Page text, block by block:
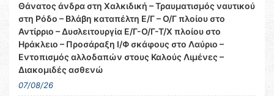
Θάνατος άνδρα στη Χαλκιδική – Τραυματισμός ναυτικού
στη Ρόδο – Βλάβη καταπέλτη Ε/Γ – Ο/Γ πλοίου στο
Αντίρριο – Δυσλειτουργία Ε/Γ-Ο/Γ-Τ/Χ πλοίου στο
Ηράκλειο – Προσάραξη Ι/Φ σκάφους στο Λαύριο –
Εντοπισμός αλλοδαπών στους Καλούς Λιμένες –
Διακομιδές ασθενώ
07/08/26